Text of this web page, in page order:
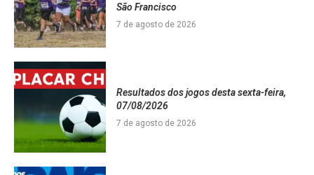
São Francisco
7 de agosto de 2026
Resultados dos jogos desta sexta-feira,
07/08/2026
7 de agosto de 2026